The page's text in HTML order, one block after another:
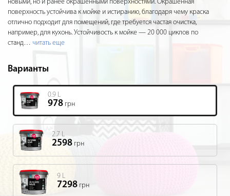
новыми, но и ранее окрашенными поверхностями. Окрашенная
поверхность устойчива к мойке и истиранию, благодаря чему краска
отлично подходит для помещений, где требуется частая очистка,
например, для кухонь. Устойчивость к мойке — 20 000 циклов по
станд… читать еще
Варианты
0.9 L
978 грн
2.7 L
2598 грн
9 L
7298 грн